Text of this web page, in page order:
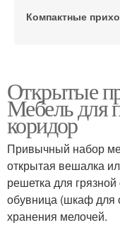
Компактные
прихожая
Купе в
Открытые
Мебель для
коридор
Привычный набор
открытая вешалка
решетка для
обувница (шкаф для
хранения мелочей.